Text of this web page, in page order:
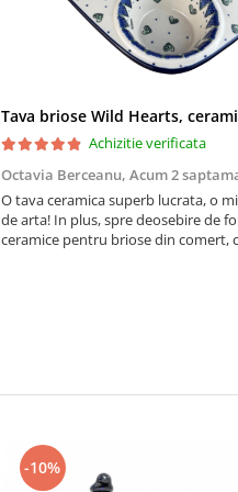
Achizitie verificata
Octavia Berceanu, Acum 2
O tava ceramica superb lucrata, o
de arta! In plus, spre deosebire de
ceramice pentru briose din comert,
-10%